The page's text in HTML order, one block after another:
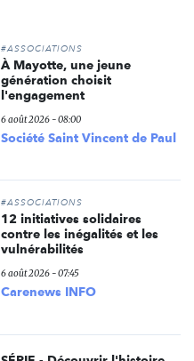
#ASSOCIATIONS
À Mayotte, une jeune
génération choisit
l'engagement
6 août 2026 - 08:00
Société Saint Vincent de Paul
#ASSOCIATIONS
12 initiatives solidaires
contre les inégalités et les
vulnérabilités
6 août 2026 - 07:45
Carenews INFO